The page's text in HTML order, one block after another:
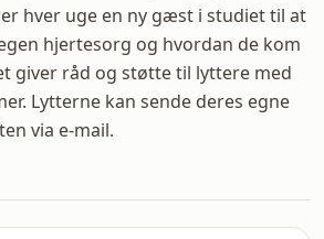
hver uge en ny gæst i studiet til at
hjertesorg og hvordan de kom
giver råd og støtte til lyttere med
Lytterne kan sende deres egne
via e-mail.